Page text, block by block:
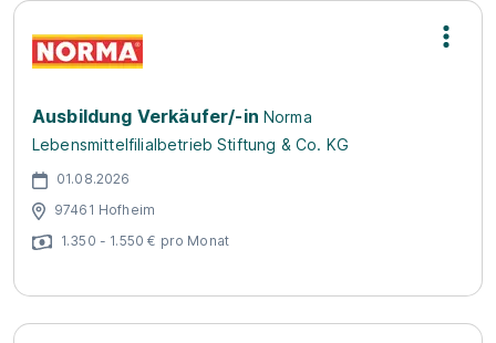
Ausbildung Verkäufer/-in Norma
Lebensmittelfilialbetrieb Stiftung & Co. KG
01.08.2026
97461 Hofheim
1.350 - 1.550 € pro Monat